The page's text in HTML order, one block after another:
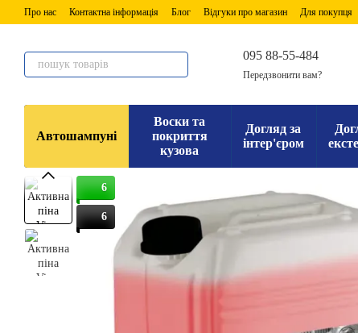
Перейти до основного контенту
Про нас Контактна інформація Блог Відгуки про магазин Для покупця
095 88-55-484
Передзвонити вам?
Автошампуні
Воски та
покриття
кузова
Догляд за
інтер'єром
6
6